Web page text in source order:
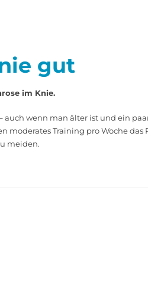
gut
im Knie.
wenn man älter ist und ein
moderates Training pro Woche
meiden.